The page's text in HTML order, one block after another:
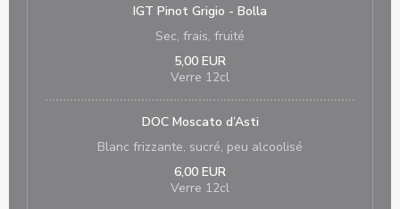
IGT Pinot Grigio - Bolla
Sec, frais, fruité
5,00 EUR
Verre 12cl
DOC Moscato d’Asti
Blanc frizzante, sucré, peu alcoolisé
6,00 EUR
Verre 12cl